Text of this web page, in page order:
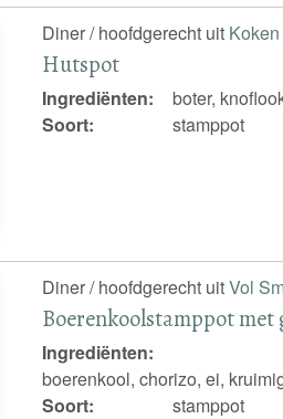
Diner / hoofdgerecht uit
Hutspot
Ingrediënten:
boter,
Soort:
stamppot
Diner / hoofdgerecht uitVol
Boerenkoolstamppot
Ingrediënten:
boerenkool, chorizo, ei,
Soort:
stamppot